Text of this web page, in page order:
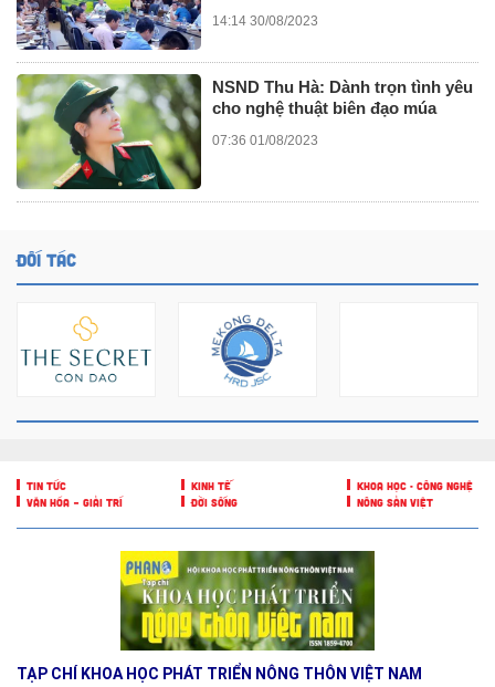
14:14 30/08/2023
NSND Thu Hà: Dành trọn tình yêu
cho nghệ thuật biên đạo múa
07:36 01/08/2023
ĐỐI TÁC
TIN TỨC KINH TẾ
KHOA HỌC - CÔNG NGHỆ
VĂN HÓA – GIẢI TRÍ
ĐỜI SỐNG NÔNG SẢN VIỆT
TẠP CHÍ KHOA HỌC PHÁT TRIỂN NÔNG THÔN VIỆT NAM